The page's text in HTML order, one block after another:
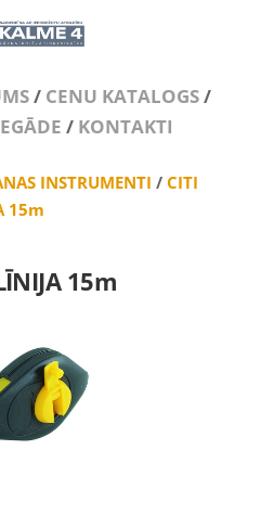
/ CENU KATALOGS/
/ KONTAKTI
INSTRUMENTI / CITI
15m
15m